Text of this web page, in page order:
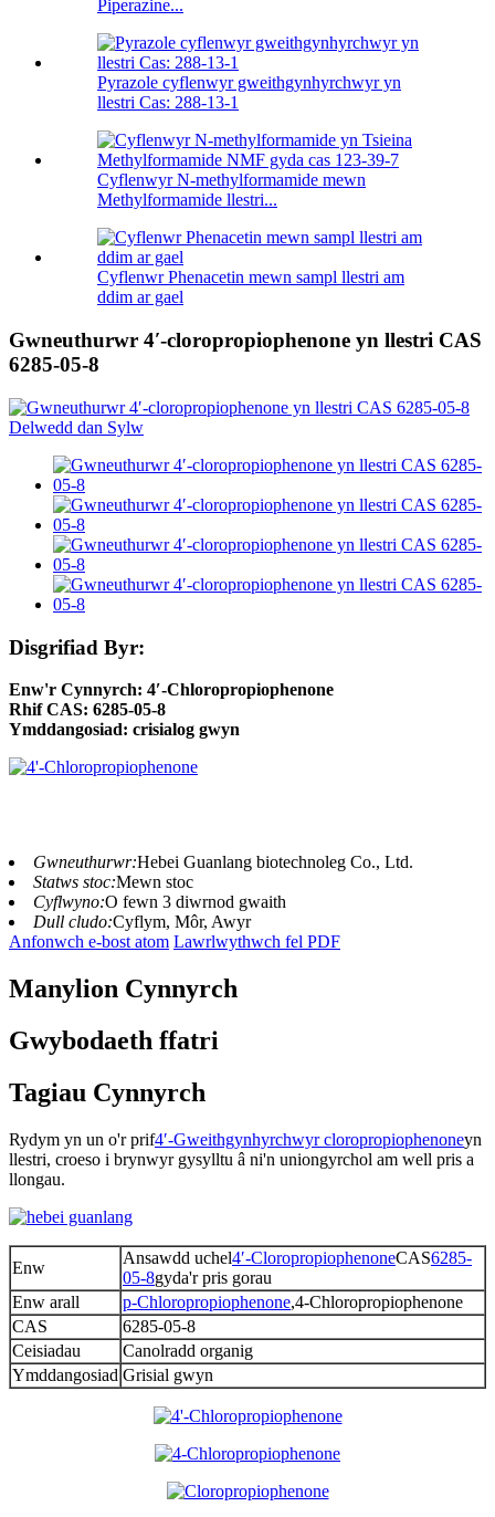
Piperazine...
Pyrazole cyflenwyr gweithgynhyrchwyr yn
llestri Cas: 288-13-1
Cyflenwyr N-methylformamide mewn
Methylformamide llestri...
Cyflenwr Phenacetin mewn sampl llestri am
ddim ar gael
Gwneuthurwr 4′-cloropropiophenone yn llestri CAS
6285-05-8
Disgrifiad Byr:
Enw'r Cynnyrch: 4′-Chloropropiophenone
Rhif CAS: 6285-05-8
Ymddangosiad: crisialog gwyn
Gwneuthurwr:Hebei Guanlang biotechnoleg Co., Ltd.
Statws stoc:Mewn stoc
Cyflwyno:O fewn 3 diwrnod gwaith
Dull cludo:Cyflym, Môr, Awyr
Anfonwch e-bost atom Lawrlwythwch fel PDF
Manylion Cynnyrch
Gwybodaeth ffatri
Tagiau Cynnyrch
Rydym yn un o'r prif4′-Gweithgynhyrchwyr cloropropiophenoneyn
llestri, croeso i brynwyr gysylltu â ni'n uniongyrchol am well pris a
llongau.
Enw
Ansawdd uchel4′-CloropropiophenoneCAS6285-
05-8gyda'r pris gorau
Enw arall
p-Chloropropiophenone,4-Chloropropiophenone
CAS
6285-05-8
Ceisiadau
Canolradd organig
Ymddangosiad Grisial gwyn